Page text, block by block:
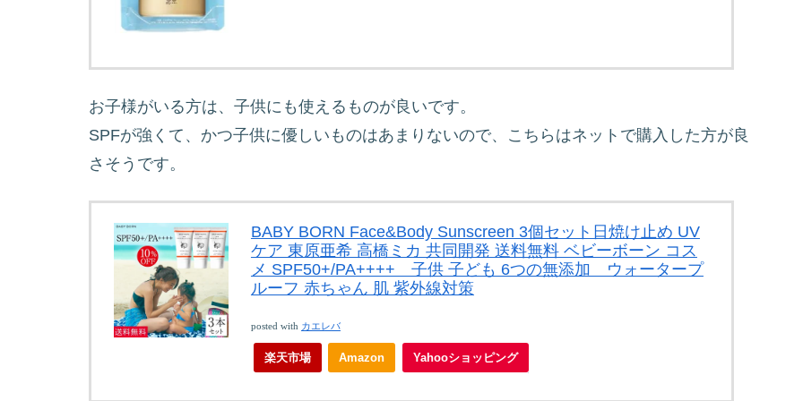
お子様がいる方は、子供にも使えるものが良いです。
SPFが強くて、かつ子供に優しいものはあまりないので、こちらはネットで購入した方が良
さそうです。
BABY BORN Face&Body Sunscreen 3個セット日焼け止め UV
ケア 東原亜希 高橋ミカ 共同開発 送料無料 ベビーボーン コス
メ SPF50+/PA++++ 子供 子ども 6つの無添加 ウォータープ
ルーフ 赤ちゃん 肌 紫外線対策
posted with カエレバ
楽天市場 Amazon Yahooショッピング